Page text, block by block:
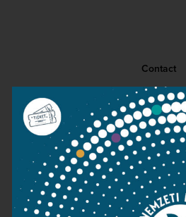
Contact
Public
Press room
Terms and
Imprint